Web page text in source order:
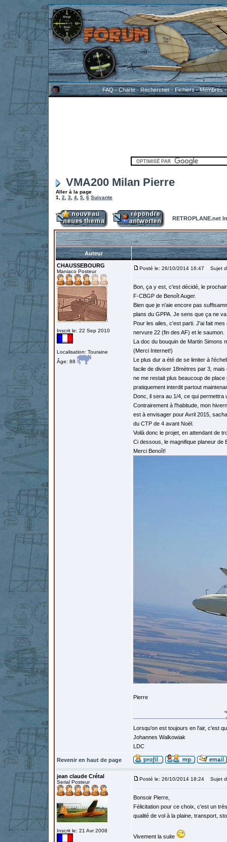
FAQ-Charte-Rechercher-Fichiers-Membres
VMA200 Milan Pierre
Aller à la page
1
2 3 4 5 6 Suivante
RETROPLANE.net
Auteur
CHAUSSEBOURG
Maniaco Posteur
Inscrit le: 22 Sep 2010
Localisation: Touraine
Âge: 88
Posté le: 26/10/2014 16:47 Sujet
Bon, ça y est, c'est décidé, le
F-CBGP de Benoît Auger.
Bien que je n'aie encore pas
plans du GPPA. Je sens que ça ne
Pour les ailes, c'est parti. J'ai fait
nervure 22 (fin des AF) et le saumon.
La doc du bouquin de Martin Simons
(Merci Internet!)
Le plus dur a été de se limiter à
facile de diviser 18mètres par 3,
ne me restait plus beaucoup de
pratiquement interdit partout
Donc, il sera au 1/4, ce qui permettra
Contrairement à l'habitude, mon
est à envisager pour Avril 2015,
du CTP de 4 avant Noël.
Voilà donc le projet, en attendant de
Ci dessous, le magnifique planeur de
Merci Benoît!
Pierre
Lorsqu'on est toujours en l'air, c'est
Johannes Walkowiak
LDC
Revenir en haut de page
jean claude Crétal
Serial Posteur
Inscrit le: 21 Avr 2008
Posté le: 26/10/2014 18:24 Sujet
Bonsoir Pierre,
Félicitation pour ce choix, c'est un
qualité de vol à la plaine, transport,
Vivement la suite